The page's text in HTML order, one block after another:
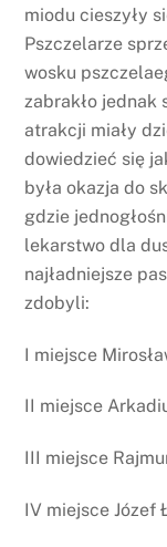
miodu cieszyły
Pszczelarze
wosku
zabrakło jednak
atrakcji miały
dowiedzieć się
była okazja do
gdzie
lekarstwo dla
najładniejsze
zdobyli:
I miejsce
II miejsce
III miejsce
IV miejsce Józef